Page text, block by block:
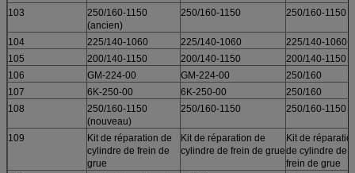
103
250/160-1150
(ancien)
250/160-1150 250/160-1150
104 225/140-1060 225/140-1060
225/140-1060
105
200/140-1150 200/140-1150
200/140-1150
106
GM-224-00 GM-224-00
250/160
107
6K-250-00 6K-250-00
250/160
108
250/160-1150
(nouveau)
250/160-1150 250/160-1150
109
Kit de réparation de
cylindre de frein de
grue
Kit de réparation de
cylindre de frein de grue
Kit de
de cylindre de
frein de grue